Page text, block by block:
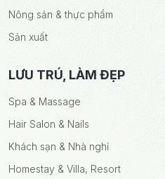
Nông sản & thực phẩm
Sản xuất
LƯU TRÚ, LÀM ĐẸP
Spa & Massage
Hair Salon & Nails
Khách sạn & Nhà nghỉ
Homestay & Villa, Resort